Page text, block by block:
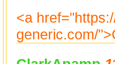
<a
generic.com/